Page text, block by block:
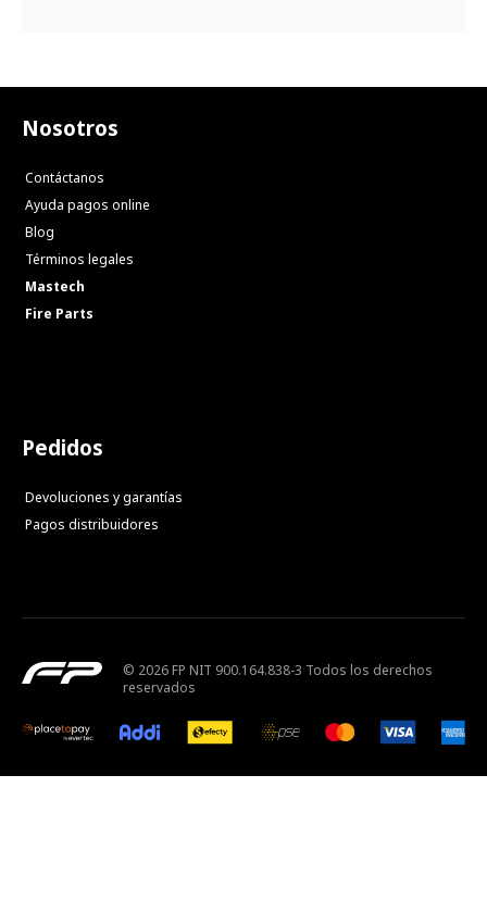
Nosotros
Contáctanos
Ayuda pagos online
Blog
Términos legales
Mastech
Fire Parts
Pedidos
Devoluciones y garantías
Pagos distribuidores
© 2026 FP NIT 900.164.838-3 Todos los derechos
reservados